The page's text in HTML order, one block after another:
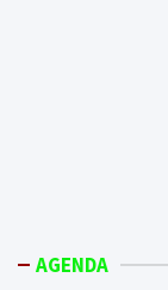
AGENDA